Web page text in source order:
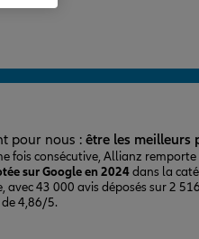
pour nous :être les meilleurs
fois consécutive, Allianz remporte
sur Google en 2024dans la
avec 43 000 avis déposés sur 2
4,86/5.